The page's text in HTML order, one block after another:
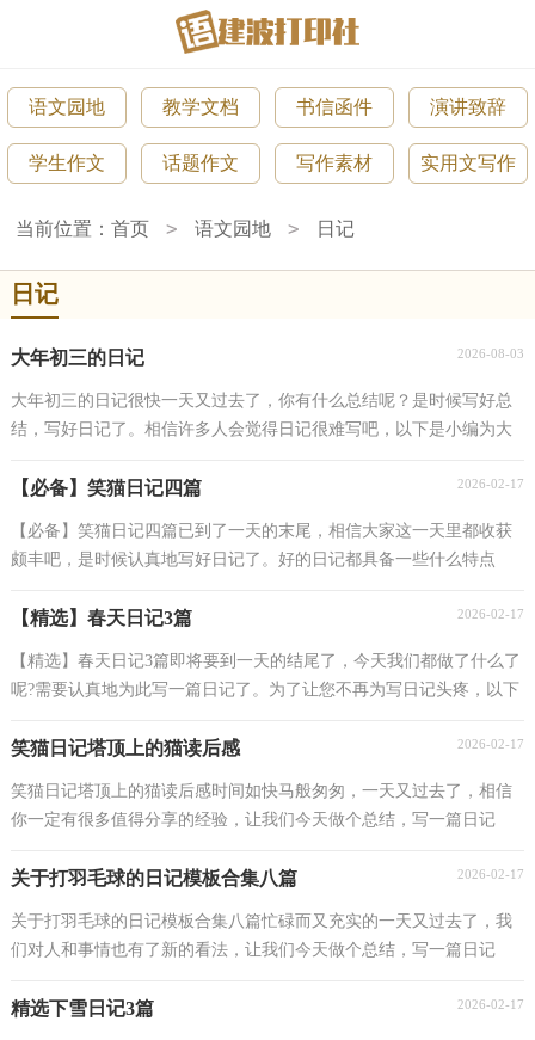
语文园地 教学文档 书信函件 演讲致辞
学生作文 话题作文 写作素材 实用文写作
当前位置：首页 > 语文园地 > 日记
日记
大年初三的日记 2026-08-03
大年初三的日记很快一天又过去了，你有什么总结呢？是时候写好总
结，写好日记了。相信许多人会觉得日记很难写吧，以下是小编为大
【必备】笑猫日记四篇 2026-02-17
【必备】笑猫日记四篇已到了一天的末尾，相信大家这一天里都收获
颇丰吧，是时候认真地写好日记了。好的日记都具备一些什么特点
【精选】春天日记3篇 2026-02-17
【精选】春天日记3篇即将要到一天的结尾了，今天我们都做了什么了
呢?需要认真地为此写一篇日记了。为了让您不再为写日记头疼，以下
笑猫日记塔顶上的猫读后感 2026-02-17
笑猫日记塔顶上的猫读后感时间如快马般匆匆，一天又过去了，相信
你一定有很多值得分享的经验，让我们今天做个总结，写一篇日记
关于打羽毛球的日记模板合集八篇 2026-02-17
关于打羽毛球的日记模板合集八篇忙碌而又充实的一天又过去了，我
们对人和事情也有了新的看法，让我们今天做个总结，写一篇日记
精选下雪日记3篇 2026-02-17